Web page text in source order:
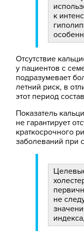
к
Отсутствие
у пациентов с
подразумевает
летний риск, в
этот период
Показатель
не гарантирует
краткосрочного
заболеваний при
не